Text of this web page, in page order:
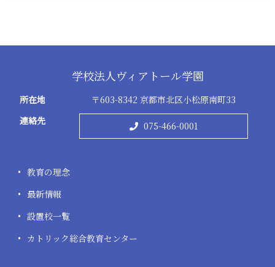
学校法人ヴィアトール学園
所在地
〒603-8342 京都市北区小松原南町33
連絡先
075-466-0001
教育の理念
最新情報
設置校一覧
カトリック総合教育センター